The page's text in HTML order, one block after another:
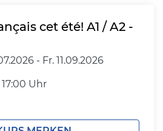
cet été! A1 / A2 -
- Fr. 11.09.2026
17:00 Uhr